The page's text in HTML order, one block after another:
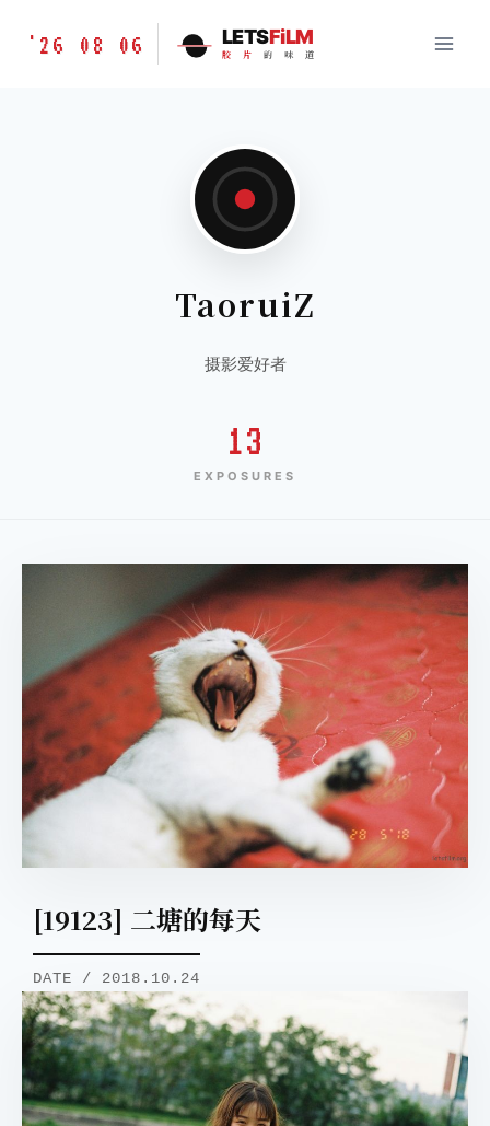
胶
'26 08 06 LETSFiLM
胶 片 的 味 道
TaoruiZ
摄影爱好者
13
EXPOSURES
[19123] 二塘的每天
DATE / 2018.10.24